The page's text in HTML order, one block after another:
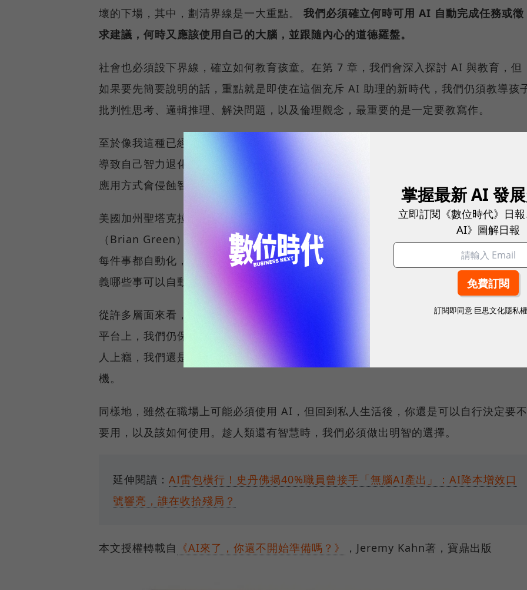
壞的下場，其中，劃清界線是一大重點。 我們必須確立何時可用 AI 自動完成任務或徵
求建議，何時又應該使用自己的大腦，並跟隨內心的道德羅盤。
社會也必須設下界線，確立如何教育孩童。在第 7 章，我們會深入探討 AI 與教育，但
如果要先簡要說明的話，重點就是即使在這個充斥 AI 助理的新時代，我們仍須教導孩
批判性思考、邏輯推理、解決問題，以及倫理觀念，最重要的是一定要教寫作。
至於像我這種已經脫離學生身分的人，則應該思考如何使用 AI 技術才能變聰明，而不
導致自己智力退化。對於生活中的大小事務，你可能都會很想用 AI 處理，但如果眼前
應用方式會侵蝕智力與道德，你就應該抵抗 AI 的誘惑。
美國加州聖塔克拉拉大學（Santa Clara University）的AI倫理學家布萊恩．格林
（Brian Green）表示，這基本上就是「還想不想保有人類自主性」的問題，畢竟如果
每件事都自動化，人類就什麼都不用做，那這樣活著還有什麼意義呢？我們必須自行定
義哪些事可以自動化，不要讓開發 AI 的公 司替所有人決定。
從許多層面來看，劃清使用 AI 的界線，其實和選擇使用社群媒體的方式很類似。在社
平台上，我們仍保有使用上的決策權，儘管科技公司可以竭盡全力把產品打造得非常令
人上癮，我們還是能自主行動，可以限制螢幕時間、關閉應用程式，或是直接放下手
機。
同樣地，雖然在職場上可能必須使用 AI，但回到私人生活後，你還是可以自行決定要不
要用，以及該如何使用。趁人類還有智慧時，我們必須做出明智的選擇。
延伸閱讀： AI雷包橫行！史丹佛揭40%職員曾接手「無腦AI產出」：AI降本增效口
號響亮，誰在收拾殘局？
本文授權轉載自 《AI來了，你還不開始準備嗎？》 ，Jeremy Kahn著，寶鼎出版
掌握最新 AI 發
立即訂閱《數位時代》日
AI》圖解日報
訂閱即同意 巨思文化隱私